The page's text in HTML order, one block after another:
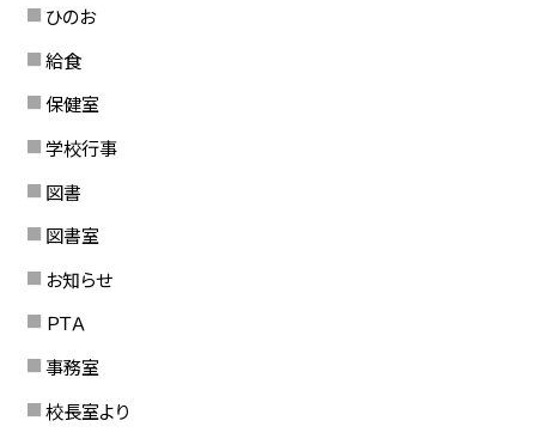
ひのお
給食
保健室
学校行事
図書
図書室
お知らせ
ＰＴＡ
事務室
校長室より